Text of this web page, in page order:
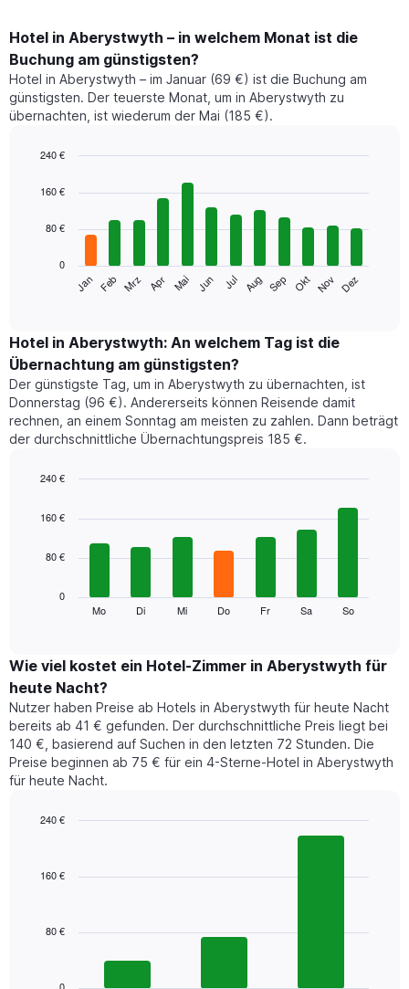
Hotel in Aberystwyth – in welchem Monat ist die
Buchung am günstigsten?
Hotel in Aberystwyth – im Januar (69 €) ist die Buchung am
günstigsten. Der teuerste Monat, um in Aberystwyth zu
übernachten, ist wiederum der Mai (185 €).
chart
bars.
folgende
den
durchschnittlichen
Zimmerpreis
im
jeweiligen
Monat
an.
Diagramm
die
Monate
hat
1
Y-
Achse,
die
den
durchschnittlichen
Zimmerpreis
graphic.
Jan Feb Mrz Apr Mai Jun Jul Aug Sep Okt Nov Dez
0
80 €
160 €
240 €
Hotel in Aberystwyth: An welchem Tag ist die
Übernachtung am günstigsten?
Der günstigste Tag, um in Aberystwyth zu übernachten, ist
Donnerstag (96 €). Andererseits können Reisende damit
rechnen, an einem Sonntag am meisten zu zahlen. Dann beträgt
der durchschnittliche Übernachtungspreis 185 €.
chart
bars.
den
durchschnittlichen
Preis
eines
Zimmers
für
den
jeweiligen
Das
die
Wochentage
Mo Di Mi Do Fr Sa So
0
80 €
160 €
240 €
Wie viel kostet ein Hotel-Zimmer in Aberystwyth für
heute Nacht?
Nutzer haben Preise ab Hotels in Aberystwyth für heute Nacht
bereits ab 41 € gefunden. Der durchschnittliche Preis liegt bei
140 €, basierend auf Suchen in den letzten 72 Stunden. Die
Preise beginnen ab 75 € für ein 4-Sterne-Hotel in Aberystwyth
für heute Nacht.
with
Das
80 €
160 €
240 €